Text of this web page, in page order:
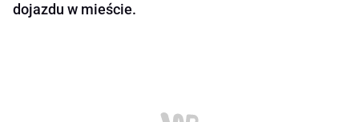
dojazdu w mieście.